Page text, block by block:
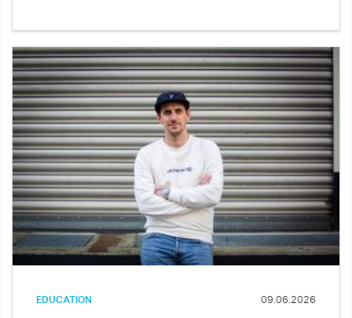
EDUCATION 09.06.2026